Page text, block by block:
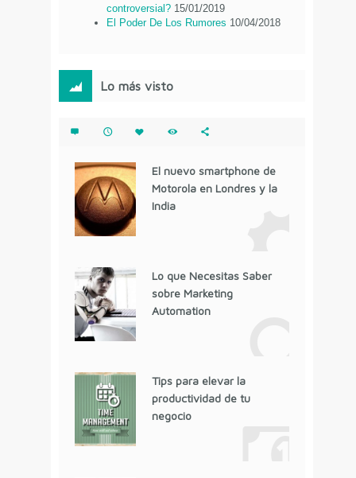
controversial? 15/01/2019
El Poder De Los Rumores 10/04/2018
Lo más visto
El nuevo smartphone de
Motorola en Londres y la
India
Lo que Necesitas Saber
sobre Marketing
Automation
Tips para elevar la
productividad de tu
negocio